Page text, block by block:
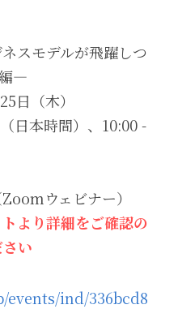
スモデルが飛躍しつ
―
日（木）
日本時間）、10:00 -
ウェビナー）
より詳細をご確認の
い
ind/336bcd8